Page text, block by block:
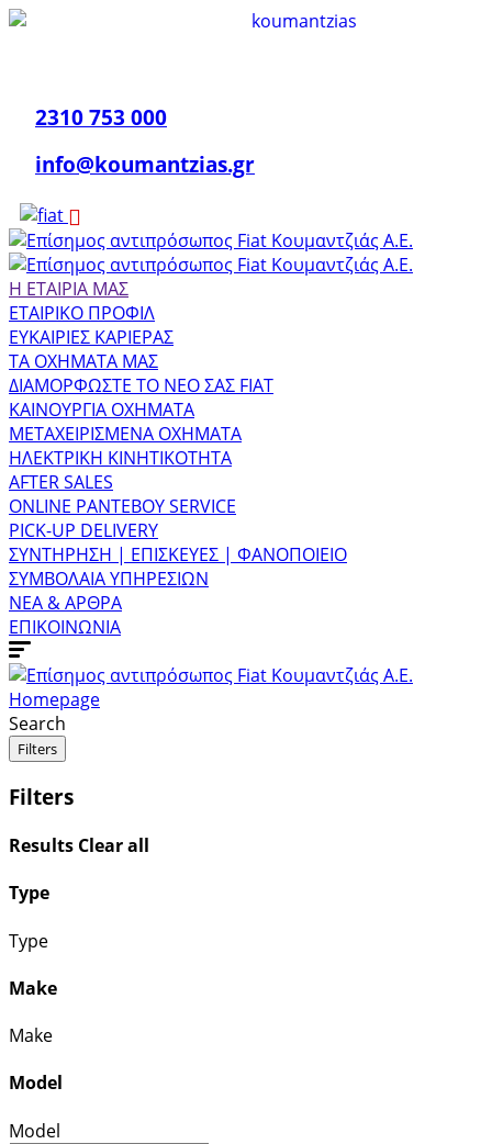
2310 753 000
info@koumantzias.gr
Η ΕΤΑΙΡΙΑ ΜΑΣ
ΕΤΑΙΡΙΚΟ ΠΡΟΦΙΛ
ΕΥΚΑΙΡΙΕΣ ΚΑΡΙΕΡΑΣ
ΤΑ ΟΧΗΜΑΤΑ ΜΑΣ
ΔΙΑΜΟΡΦΩΣΤΕ ΤΟ ΝΕΟ ΣΑΣ FIAT
ΚΑΙΝΟΥΡΓΙΑ ΟΧΗΜΑΤΑ
ΜΕΤΑΧΕΙΡΙΣΜΕΝΑ ΟΧΗΜΑΤΑ
ΗΛΕΚΤΡΙΚΗ ΚΙΝΗΤΙΚΟΤΗΤΑ
AFTER SALES
ONLINE ΡΑΝΤΕΒΟΥ SERVICE
PICK-UP DELIVERY
ΣΥΝΤΗΡΗΣΗ | ΕΠΙΣΚΕΥΕΣ | ΦΑΝΟΠΟΙΕΙΟ
ΣΥΜΒΟΛΑΙΑ ΥΠΗΡΕΣΙΩΝ
ΝΕΑ & ΑΡΘΡΑ
ΕΠΙΚΟΙΝΩΝΙΑ
Homepage
Search
Filters
Filters
Results Clear all
Type
Type
Make
Make
Model
Model